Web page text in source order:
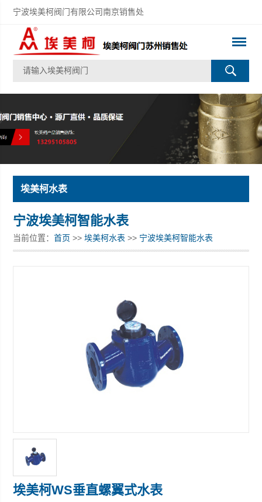
宁波埃美柯阀门有限公司南京销售处
埃美柯水表
宁波埃美柯智能水表
当前位置：首页 >>埃美柯水表 >> 宁波埃美柯智能水表
埃美柯WS垂直螺翼式水表